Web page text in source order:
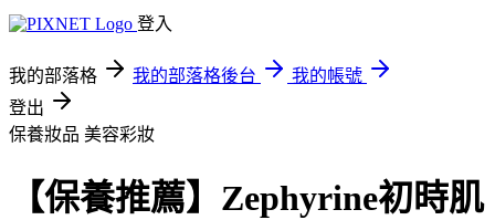
登入
我的部落格 我的部落格後台
我的帳號
登出
保養妝品 美容彩妝
【保養推薦】Zephyrine初時肌